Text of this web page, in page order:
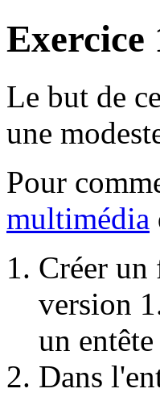
Le but de
une
Pour
multimédia
Créer
version
un
Dans